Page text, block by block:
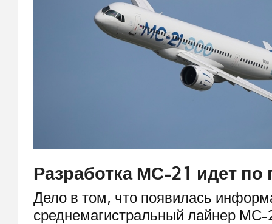
Разработка МС-21 идет по
Дело в том, что появилась
среднемагистральный лайнер